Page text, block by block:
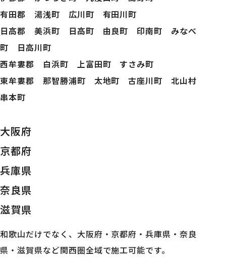
有田郡 湯浅町 広川町 有田川町
日高郡 美浜町 日高町 由良町 印南町 みなべ
町 日高川町
西牟婁郡 白浜町 上富田町 すさみ町
東牟婁郡 那智勝浦町 太地町 古座川町 北山村
串本町
大阪府
京都府
兵庫県
奈良県
滋賀県
和歌山だけでなく、大阪府・京都府・兵庫県・奈良
県・滋賀県など関西圏全域で施工可能です。